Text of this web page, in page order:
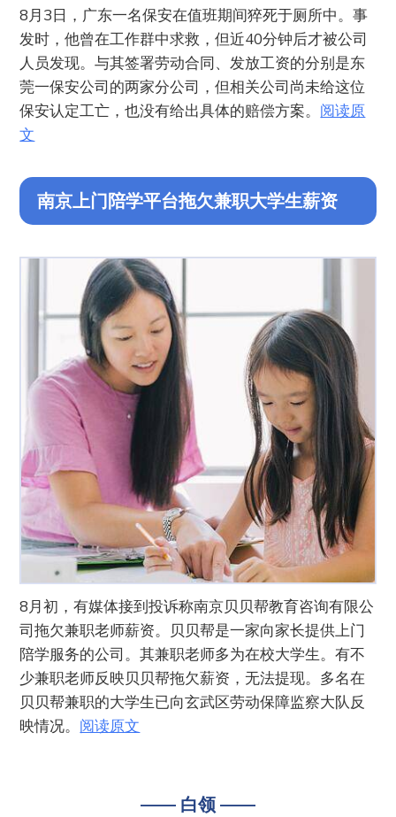
8月3日，广东一名保安在值班期间猝死于厕所中。事
发时，他曾在工作群中求救，但近40分钟后才被公司
人员发现。与其签署劳动合同、发放工资的分别是东
莞一保安公司的两家分公司，但相关公司尚未给这位
保安认定工亡，也没有给出具体的赔偿方案。 阅读原
文
南京上门陪学平台拖欠兼职大学生薪资
8月初，有媒体接到投诉称南京贝贝帮教育咨询有限公
司拖欠兼职老师薪资。贝贝帮是一家向家长提供上门
陪学服务的公司。其兼职老师多为在校大学生。有不
少兼职老师反映贝贝帮拖欠薪资，无法提现。多名在
贝贝帮兼职的大学生已向玄武区劳动保障监察大队反
映情况。 阅读原文
—— 白领 ——